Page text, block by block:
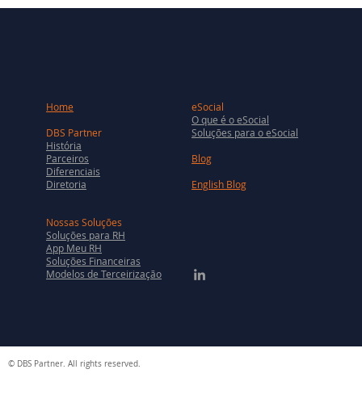
Home
DBS Partner
História
Parceiros
Diferenciais
Diretoria
eSocial
O que é o eSocial
Soluções para o eSocial
Blog
English Blog
Nossas Soluções
Soluções para RH
App Meu RH
Soluções Financeiras
Modelos de Terceirização
© DBS Partner. All rights reserved.